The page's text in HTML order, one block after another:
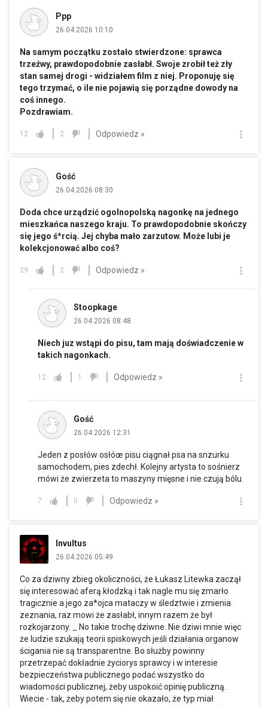
Ppp
26.04.2026 10:10
Na samym początku zostało stwierdzone: sprawca
trzeźwy, prawdopodobnie zasłabł. Swoje zrobił też zły
stan samej drogi - widziałem film z niej. Proponuję się
tego trzymać, o ile nie pojawią się porządne dowody na
coś innego.
Pozdrawiam.
12 2 Odpowiedz »
Gość
26.04.2026 08:30
Doda chce urządzić ogolnopolską nagonkę na jednego
mieszkańca naszego kraju. To prawdopodobnie skończy
się jego ś*rcią. Jej chyba mało zarzutow. Może lubi je
kolekcjonować albo coś?
29 2 Odpowiedz »
Stoopkage
26.04.2026 08:48
Niech juz wstąpi do pisu, tam mają doświadczenie w
takich nagonkach.
12 1 Odpowiedz »
Gość
26.04.2026 12:31
Jeden z posłów osłóœ pisu ciągnał psa na snzurku
samochodem, pies zdechł. Kolejny artysta to sośnierz
mówi że zwierzeta to maszyny mięsne i nie czują bólu.
7 0 Odpowiedz »
Invultus
26.04.2026 05:49
Co za dziwny zbieg okoliczności, że Łukasz Litewka zaczął
się interesować aferą kłodzką i tak nagle mu się zmarło
tragicznie a jego za*ojca mataczy w śledztwie i zmienia
zeznania, raz mowi że zasłabł, innym razem że był
rozkojarzony. _ No takie trochę dziwne. Nie dziwi mnie więc
że ludzie szukają teorii spiskowych jeśli działania organow
ścigania nie są transparentne. Bo służby powinny
przetrzepać dokładnie życiorys sprawcy i w interesie
bezpieczeństwa publicznego podać wszystko do
wiadomości publicznej, żeby uspokoić opinię publiczną.
Wiecie - tak, żeby potem się nie okazało, że typ miał